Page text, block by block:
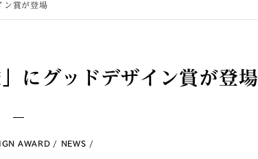
ン賞が登場
にグッドデザイン賞が登場
AWARD NEWS